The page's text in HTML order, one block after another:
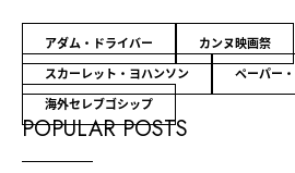
アダム・ドライバー
カンヌ映画祭
スカーレット・ヨハンソン
ペーパー
海外セレブゴシップ
POPULAR POSTS